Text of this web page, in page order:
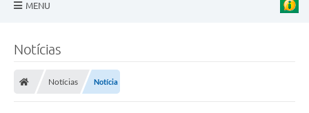
MENU
Transparência Pública
Notícias
Notícias Notícia